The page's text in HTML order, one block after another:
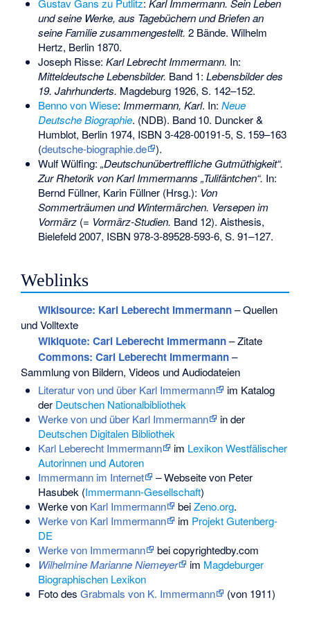
und seine Werke, aus Tagebüchern und Briefen an
seine Familie zusammengestellt. 2 Bände. Wilhelm
Hertz, Berlin 1870.
Joseph Risse: Karl Lebrecht Immermann. In:
Mitteldeutsche Lebensbilder. Band 1: Lebensbilder des
19. Jahrhunderts. Magdeburg 1926, S. 142–152.
Benno von Wiese: Immermann, Karl. In: Neue
Deutsche Biographie. (NDB). Band 10. Duncker &
Humblot, Berlin 1974, ISBN 3-428-00191-5, S. 159–163
(deutsche-biographie.de
).
Wulf Wülfing: „Deutschunübertreffliche Gutmüthigkeit“.
Zur Rhetorik von Karl Immermanns „Tulifäntchen“. In:
Bernd Füllner, Karin Füllner (Hrsg.): Von
Sommerträumen und Wintermärchen. Versepen im
Vormärz(= Vormärz-Studien. Band 12). Aisthesis,
Bielefeld 2007, ISBN 978-3-89528-593-6, S. 91–127.
Weblinks
Wikisource: Karl Leberecht Immermann– Quellen
und Volltexte
Wikiquote: Carl Leberecht Immermann– Zitate
Commons: Carl Leberecht Immermann–
Sammlung von Bildern, Videos und Audiodateien
Literatur von und über Karl Immermann
im Katalog
der Deutschen Nationalbibliothek
Werke von und über Karl Immermann
in der
Deutschen Digitalen Bibliothek
Karl Leberecht Immermann
im Lexikon Westfälischer
Autorinnen und Autoren
Immermann im Internet
– Webseite von Peter
Hasubek (Immermann-Gesellschaft)
Werke von Karl Immermann beiZeno.org.
Werke von Karl Immermann
im Projekt Gutenberg-
DE
Werke von Immermann
bei copyrightedby.com
Wilhelmine Marianne Niemeyer
im Magdeburger
Biographischen Lexikon
Foto des Grabmals von K. Immermann (von 1911)